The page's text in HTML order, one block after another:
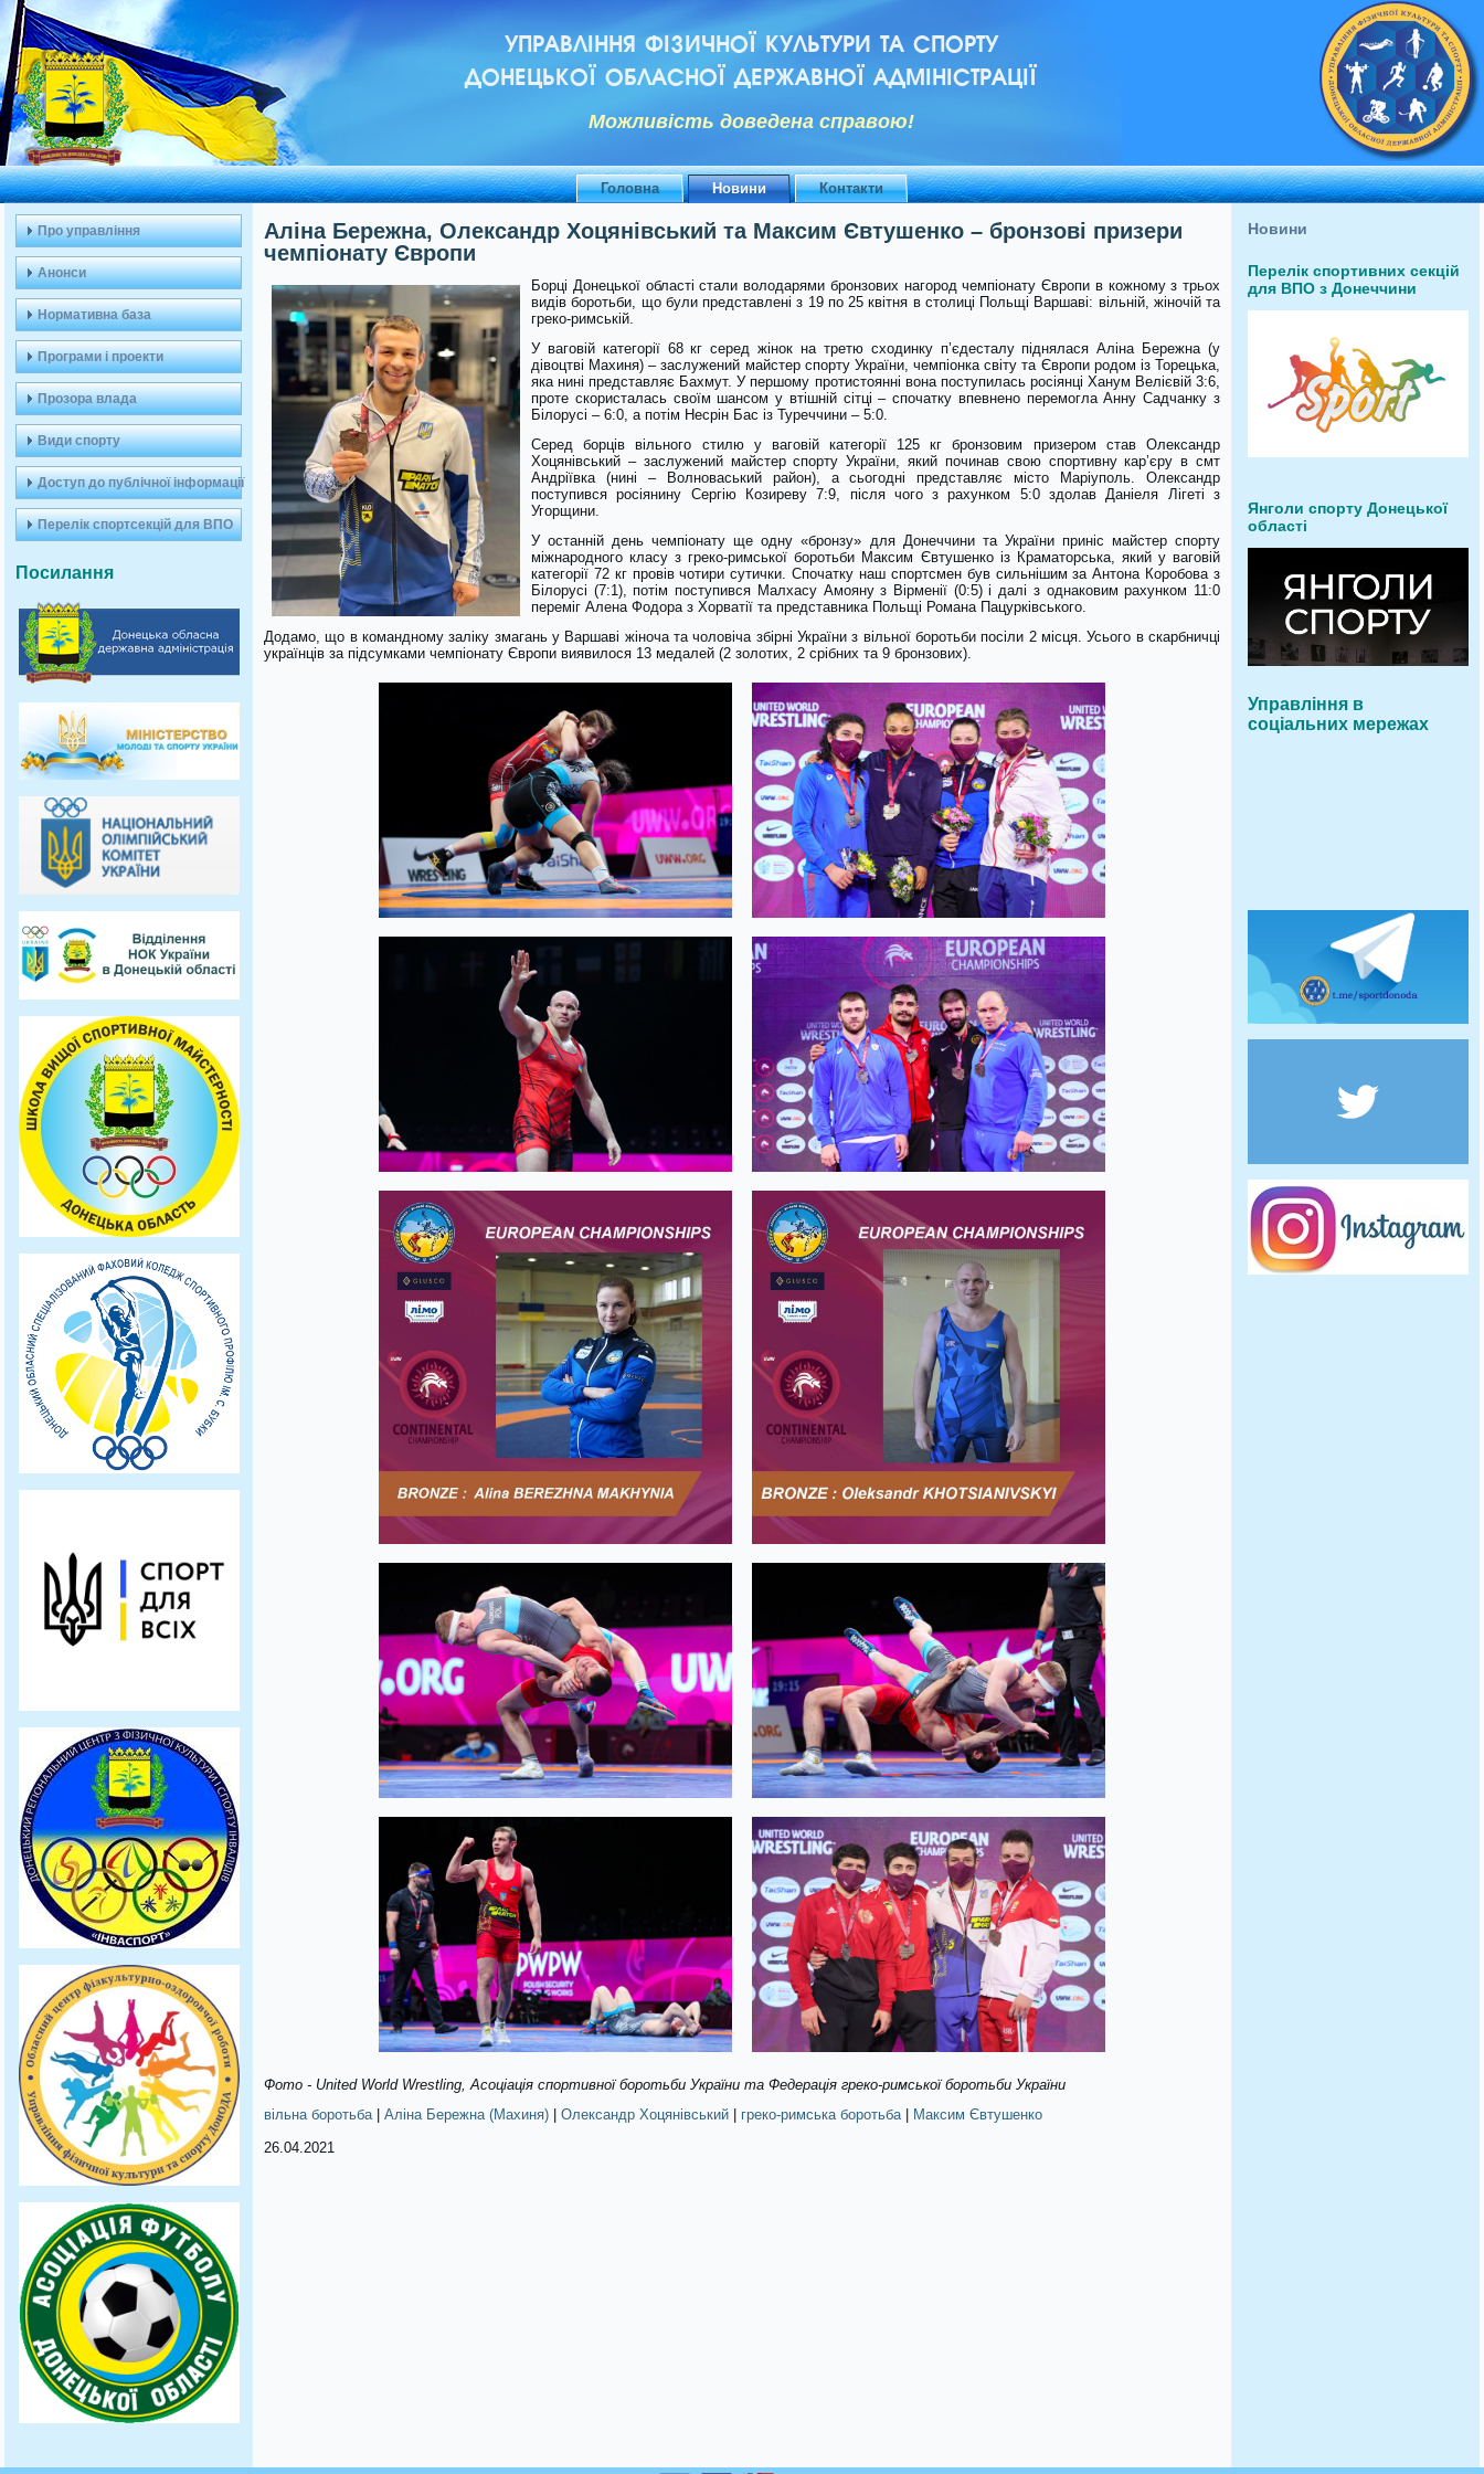
УПРАВЛІННЯ ФІЗИЧНОЇ КУЛЬТУРИ ТА СПОРТУ
ДОНЕЦЬКОЇ ОБЛАСНОЇ ДЕРЖАВНОЇ АДМІНІСТРАЦІЇ
Можливiсть доведена справою!
Головна Новини Контакти
Про управління
Анонси
Нормативна база
Програми і проекти
Прозора влада
Види спорту
Доступ до публічної інформації
Перелік спортсекцій для ВПО
Посилання
Аліна Бережна, Олександр Хоцянівський та Максим Євтушенко – бронзові призери
чемпіонату Європи
Борці Донецької області стали володарями бронзових нагород чемпіонату Європи в кожному з трьох
видів боротьби, що були представлені з 19 по 25 квітня в столиці Польщі Варшаві: вільній, жіночій та
греко-римській.
У ваговій категорії 68 кг серед жінок на третю сходинку п’єдесталу піднялася Аліна Бережна (у
дівоцтві Махиня) – заслужений майстер спорту України, чемпіонка світу та Європи родом із Торецька,
яка нині представляє Бахмут. У першому протистоянні вона поступилась росіянці Ханум Велієвій 3:6,
проте скористалась своїм шансом у втішній сітці – спочатку впевнено перемогла Анну Садчанку з
Білорусі – 6:0, а потім Несрін Бас із Туреччини – 5:0.
Серед борців вільного стилю у ваговій категорії 125 кг бронзовим призером став Олександр
Хоцянівський – заслужений майстер спорту України, який починав свою спортивну кар’єру в смт
Андріївка (нині – Волноваський район), а сьогодні представляє місто Маріуполь. Олександр
поступився росіянину Сергію Козиреву 7:9, після чого з рахунком 5:0 здолав Даніеля Лігеті з
Угорщини.
У останній день чемпіонату ще одну «бронзу» для Донеччини та України приніс майстер спорту
міжнародного класу з греко-римської боротьби Максим Євтушенко із Краматорська, який у ваговій
категорії 72 кг провів чотири сутички. Спочатку наш спортсмен був сильнішим за Антона Коробова з
Білорусі (7:1), потім поступився Малхасу Амояну з Вірменії (0:5) і далі з однаковим рахунком 11:0
переміг Алена Фодора з Хорватії та представника Польщі Романа Пацурківського.
Додамо, що в командному заліку змагань у Варшаві жіноча та чоловіча збірні України з вільної боротьби посіли 2 місця. Усього в скарбничці
українців за підсумками чемпіонату Європи виявилося 13 медалей (2 золотих, 2 срібних та 9 бронзових).
Фото - United World Wrestling, Асоціація спортивної боротьби України та Федерація греко-римської боротьби України
вільна боротьба| Аліна Бережна (Махиня) Олександр Хоцянівський греко-римська боротьба|
Максим Євтушенко
26.04.2021
Новини
Перелік спортивних секцій
для ВПО з Донеччини
Янголи спорту Донецької
області
Управління в
соціальних мережах